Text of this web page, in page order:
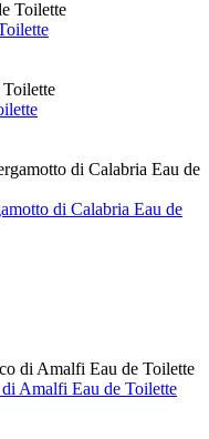
di Calabria Eau de
Amalfi Eau de Toilette